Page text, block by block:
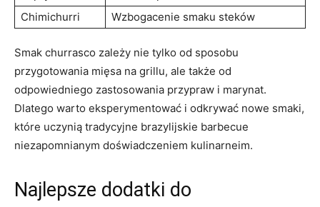
Chimichurri
Wzbogacenie smaku steków
Smak churrasco zależy nie tylko od sposobu
przygotowania mięsa na grillu, ale także od
odpowiedniego zastosowania ⁤przypraw‍ i marynat.
Dlatego warto eksperymentować i odkrywać ⁢nowe smaki,
które uczynią ‌tradycyjne brazylijskie barbecue
niezapomnianym doświadczeniem kulinarneim.
Najlepsze dodatki do